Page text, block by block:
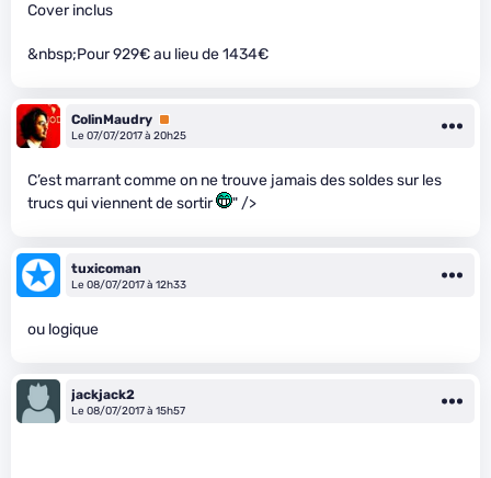
Cover inclus
&nbsp;Pour 929€ au lieu de 1434€
ColinMaudry Premium
Le 07/07/2017 à 20h25
C’est marrant comme on ne trouve jamais des soldes sur les
trucs qui viennent de sortir
" />
tuxicoman
Le 08/07/2017 à 12h33
ou logique
jackjack2
Le 08/07/2017 à 15h57